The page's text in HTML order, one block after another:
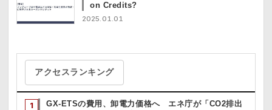
on Credits?
2025.01.01
アクセスランキング
GX-ETSの費用、卸電力価格へ エネ庁が「CO2排出